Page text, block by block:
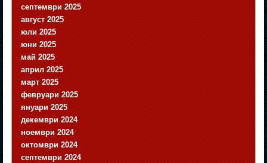
септември 2025
август 2025
юли 2025
юни 2025
май 2025
април 2025
март 2025
февруари 2025
януари 2025
декември 2024
ноември 2024
октомври 2024
септември 2024